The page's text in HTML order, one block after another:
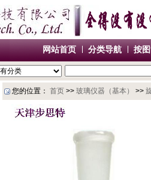
网站首页 分类导航 按
您的位置： 首页 >> 玻璃仪器（基本） >>